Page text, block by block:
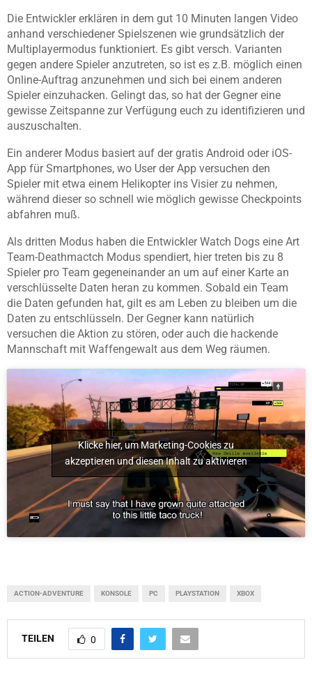
Die Entwickler erklären in dem gut 10 Minuten langen Video
anhand verschiedener Spielszenen wie grundsätzlich der
Multiplayermodus funktioniert. Es gibt versch. Varianten
gegen andere Spieler anzutreten, so ist es z.B. möglich einen
Online-Auftrag anzunehmen und sich bei einem anderen
Spieler einzuhacken. Gelingt das, so hat der Gegner eine
gewisse Zeitspanne zur Verfügung euch zu identifizieren und
auszuschalten.
Ein anderer Modus basiert auf der gratis Android oder iOS-
App für Smartphones, wo User der App versuchen den
Spieler mit etwa einem Helikopter ins Visier zu nehmen,
während dieser so schnell wie möglich gewisse Checkpoints
abfahren muß.
Als dritten Modus haben die Entwickler Watch Dogs eine Art
Team-Deathmactch Modus spendiert, hier treten bis zu 8
Spieler pro Team gegeneinander an um auf einer Karte an
verschlüsselte Daten heran zu kommen. Sobald ein Team
die Daten gefunden hat, gilt es am Leben zu bleiben um die
Daten zu entschlüsseln. Der Gegner kann natürlich
versuchen die Aktion zu stören, oder auch die hackende
Mannschaft mit Waffengewalt aus dem Weg räumen.
Klicke hier, um Marketing-Cookies zu
akzeptieren und diesen Inhalt zu aktivieren
ACTION-ADVENTURE KONSOLE PC PLAYSTATION XBOX
TEILEN 0